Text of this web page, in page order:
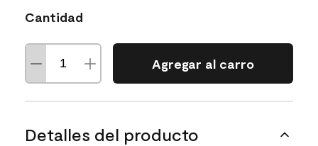
Cantidad
Agregar al carro
Detalles del producto